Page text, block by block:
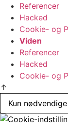
Referencer
Hacked
Cookie- og
Viden
Referencer
Hacked
Cookie- og
↑
Kun nødvendige